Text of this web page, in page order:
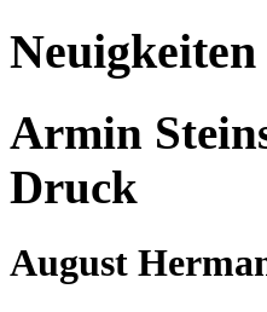
Neuigkeiten
Armin
Druck
August